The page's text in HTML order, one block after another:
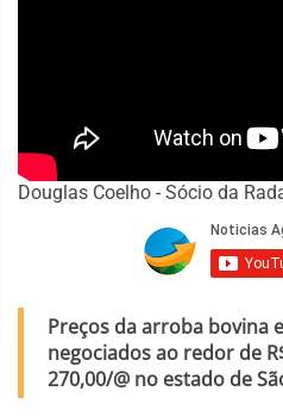
Douglas Coelho - Sócio da
Preços da arroba bovina
negociados ao redor de
270,00/@ no estado de